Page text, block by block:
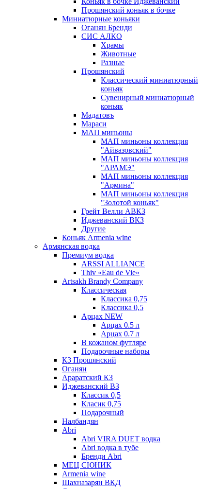
Прошянский коньяк в бочке
Миниатюрные коньяки
Оганян Бренди
СИС АЛКО
Храмы
Животные
Разные
Прошянский
Классический миниатюрный
коньяк
Сувенирный миниатюрный
коньяк
Мадатовъ
Мараси
МАП миньоны
МАП миньоны коллекция
"Айвазовский"
МАП миньоны коллекция
"АРАМЭ"
МАП миньоны коллекция
"Армина"
МАП миньоны коллекция
"Золотой коньяк"
Грейт Велли АВКЗ
Иджеванский ВКЗ
Другие
Коньяк Armenia wine
Армянская водка
Премиум водка
ARSSI ALLIANCE
Thiv «Eau de Vie»
Artsakh Brandy Company
Классическая
Классика 0,75
Классика 0,5
Арцах NEW
Арцах 0.5 л
Арцах 0.7 л
В кожаном футляре
Подарочные наборы
КЗ Прошянский
Оганян
Араратский КЗ
Иджеванский ВЗ
Классик 0,5
Класик 0,75
Подарочный
Налбандян
Abri
Abri VIRA DUET водка
Abri водка в тубе
Бренди Abri
МЕЦ СЮНИК
Armenia wine
Шахназарян ВКД